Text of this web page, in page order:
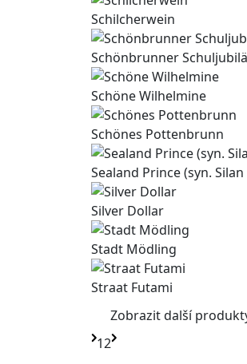
Schilcherwein
Schönbrunner
Schöne Wilhelmine
Schönes Pottenbrunn
Sealand Prince (syn.
Silver Dollar
Stadt Mödling
Straat Futami
Zobrazit další
12